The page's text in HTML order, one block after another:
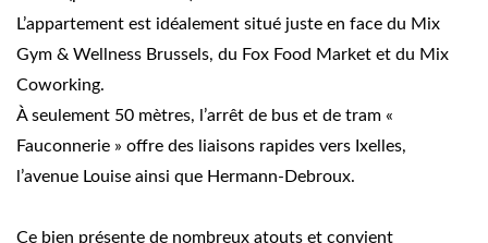
L’appartement est idéalement situé juste en face du Mix
Gym & Wellness Brussels, du Fox Food Market et du Mix
Coworking.
À seulement 50 mètres, l’arrêt de bus et de tram «
Fauconnerie » offre des liaisons rapides vers Ixelles,
l’avenue Louise ainsi que Hermann-Debroux.
Ce bien présente de nombreux atouts et convient